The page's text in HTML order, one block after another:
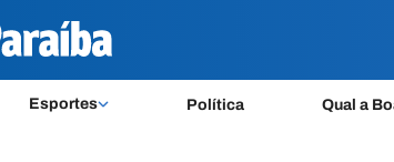
Esportes Política Qual a